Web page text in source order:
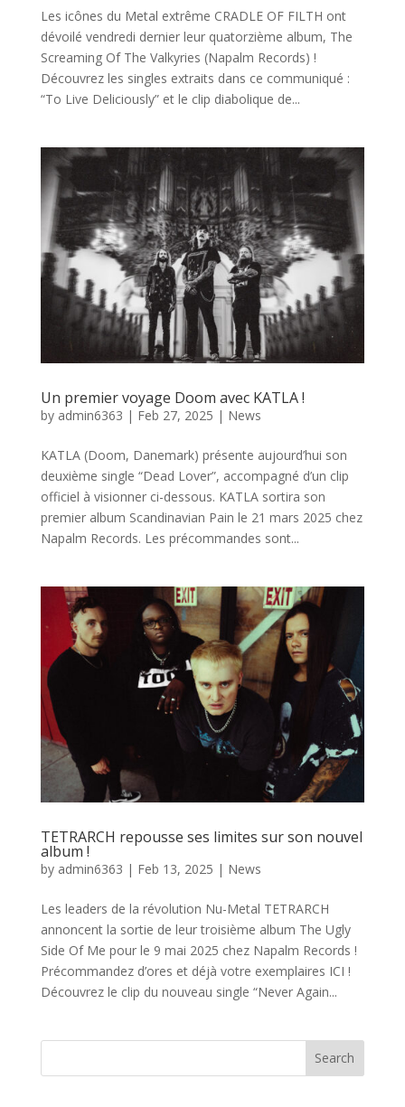
Les icônes du Metal extrême CRADLE OF FILTH ont
dévoilé vendredi dernier leur quatorzième album, The
Screaming Of The Valkyries (Napalm Records) !
Découvrez les singles extraits dans ce communiqué :
“To Live Deliciously” et le clip diabolique de...
Un premier voyage Doom avec KATLA !
by admin6363 | Feb 27, 2025 | News
KATLA (Doom, Danemark) présente aujourd’hui son
deuxième single “Dead Lover”, accompagné d’un clip
officiel à visionner ci-dessous. KATLA sortira son
premier album Scandinavian Pain le 21 mars 2025 chez
Napalm Records. Les précommandes sont...
TETRARCH repousse ses limites sur son nouvel
album !
by admin6363 | Feb 13, 2025 | News
Les leaders de la révolution Nu-Metal TETRARCH
annoncent la sortie de leur troisième album The Ugly
Side Of Me pour le 9 mai 2025 chez Napalm Records !
Précommandez d’ores et déjà votre exemplaires ICI !
Découvrez le clip du nouveau single “Never Again...
Search